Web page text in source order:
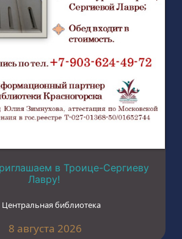
в Троице-Сергиеву
Лавру!
библиотека
8 августа 2026